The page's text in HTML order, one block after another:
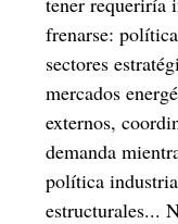
frenarse:
sectores
mercados
externos,
demanda
política
estructurales...